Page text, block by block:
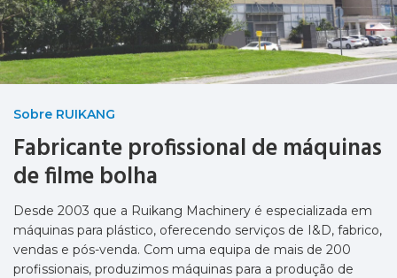
Sobre RUIKANG
Fabricante profissional de máquinas
de filme bolha
Desde 2003 que a Ruikang Machinery é especializada em
máquinas para plástico, oferecendo serviços de I&D, fabrico,
vendas e pós-venda. Com uma equipa de mais de 200
profissionais, produzimos máquinas para a produção de